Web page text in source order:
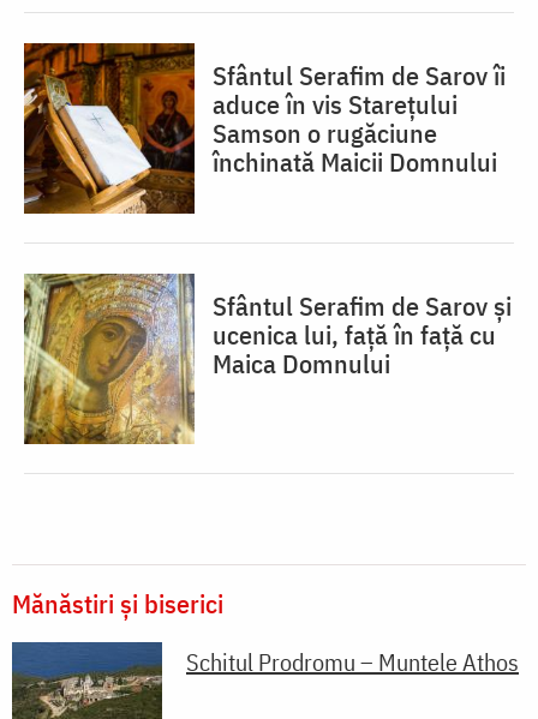
Sfântul Serafim de Sarov îi
aduce în vis Starețului
Samson o rugăciune
închinată Maicii Domnului
Sfântul Serafim de Sarov și
ucenica lui, față în față cu
Maica Domnului
Mănăstiri și biserici
Schitul Prodromu – Muntele Athos